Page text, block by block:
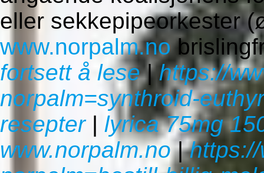
eller sekkepipeorkester
www.norpalm.no
fortsett å lese|https://
norpalm=synthroid-
resepter| lyrica 75mg
www.norpalm.no|